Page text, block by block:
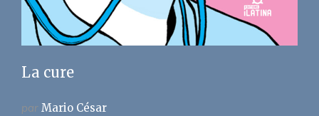
La cure
par Mario César